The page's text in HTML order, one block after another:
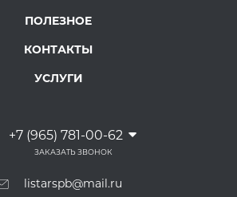
ПОЛЕЗНОЕ
КОНТАКТЫ
УСЛУГИ
+7 (965) 781-00-62
ЗАКАЗАТЬ ЗВОНОК
listarspb@mail.ru